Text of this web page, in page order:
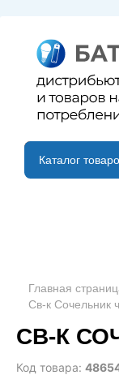
B2B портал
Каталог
Главная
Св-к Сочельник
СВ-К
Код товара: